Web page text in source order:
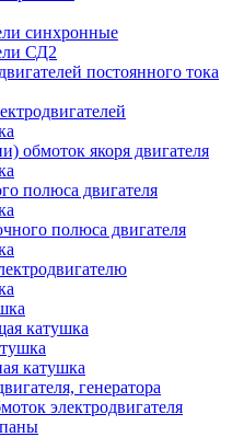
синхронные
СД2
постоянного тока
обмоток якоря двигателя
полюса двигателя
полюса двигателя
катушка
катушка
генератора
электродвигателя